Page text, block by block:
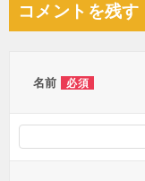
ビ
コメントを残す
名前 必須